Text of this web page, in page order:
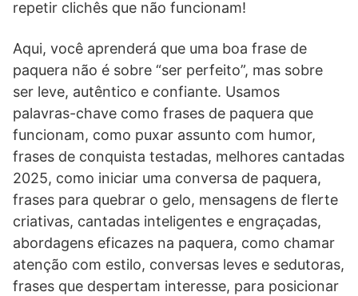
repetir clichês que não funcionam!
Aqui, você aprenderá que uma boa frase de
paquera não é sobre “ser perfeito”, mas sobre
ser leve, autêntico e confiante. Usamos
palavras-chave como frases de paquera que
funcionam, como puxar assunto com humor,
frases de conquista testadas, melhores cantadas
2025, como iniciar uma conversa de paquera,
frases para quebrar o gelo, mensagens de flerte
criativas, cantadas inteligentes e engraçadas,
abordagens eficazes na paquera, como chamar
atenção com estilo, conversas leves e sedutoras,
frases que despertam interesse, para posicionar